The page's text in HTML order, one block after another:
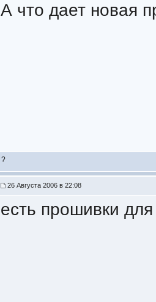
А что дает новая
?
26 Августа 2006 в 22:08
есть прошивки